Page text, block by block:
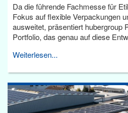
Da die führende Fachmesse für
Fokus auf flexible Verpackungen
ausweitet, präsentiert hubergroup
Portfolio, das genau auf diese
Weiterlesen...